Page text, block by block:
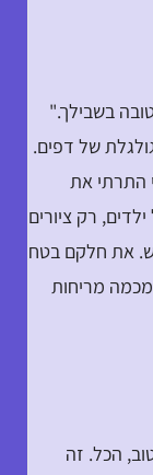
בשבילך."
של דפים.
התרתי את
רק ציורים
את חלקם בטח
מכמה מריחות
הכל. זה